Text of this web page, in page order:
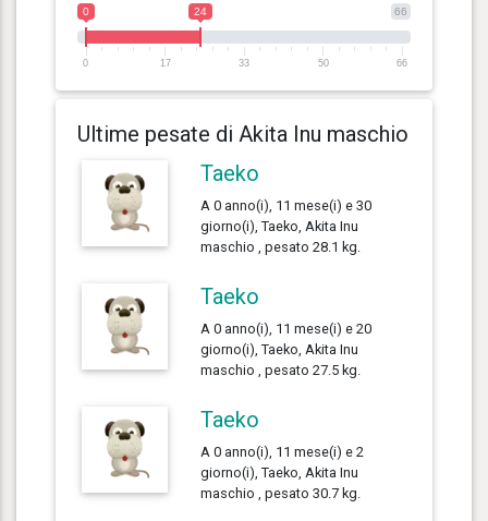
66
0 24
0 17 33 50 66
Ultime pesate di Akita Inu maschio
Taeko
A 0 anno(i), 11 mese(i) e 30
giorno(i), Taeko, Akita Inu
maschio , pesato 28.1 kg.
Taeko
A 0 anno(i), 11 mese(i) e 20
giorno(i), Taeko, Akita Inu
maschio , pesato 27.5 kg.
Taeko
A 0 anno(i), 11 mese(i) e 2
giorno(i), Taeko, Akita Inu
maschio , pesato 30.7 kg.